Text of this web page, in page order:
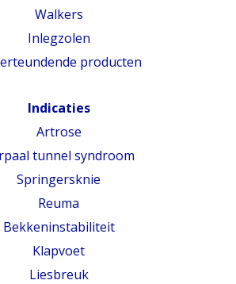
Walkers
Inlegzolen
producten
Indicaties
Artrose
tunnel syndroom
Springersknie
Reuma
Bekkeninstabiliteit
Klapvoet
Liesbreuk